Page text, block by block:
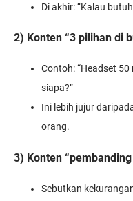
Di akhir: “Kalau
2) Konten “3 pilihan di
Contoh: “Headset
siapa?”
Ini lebih jujur
orang.
3) Konten
Sebutkan